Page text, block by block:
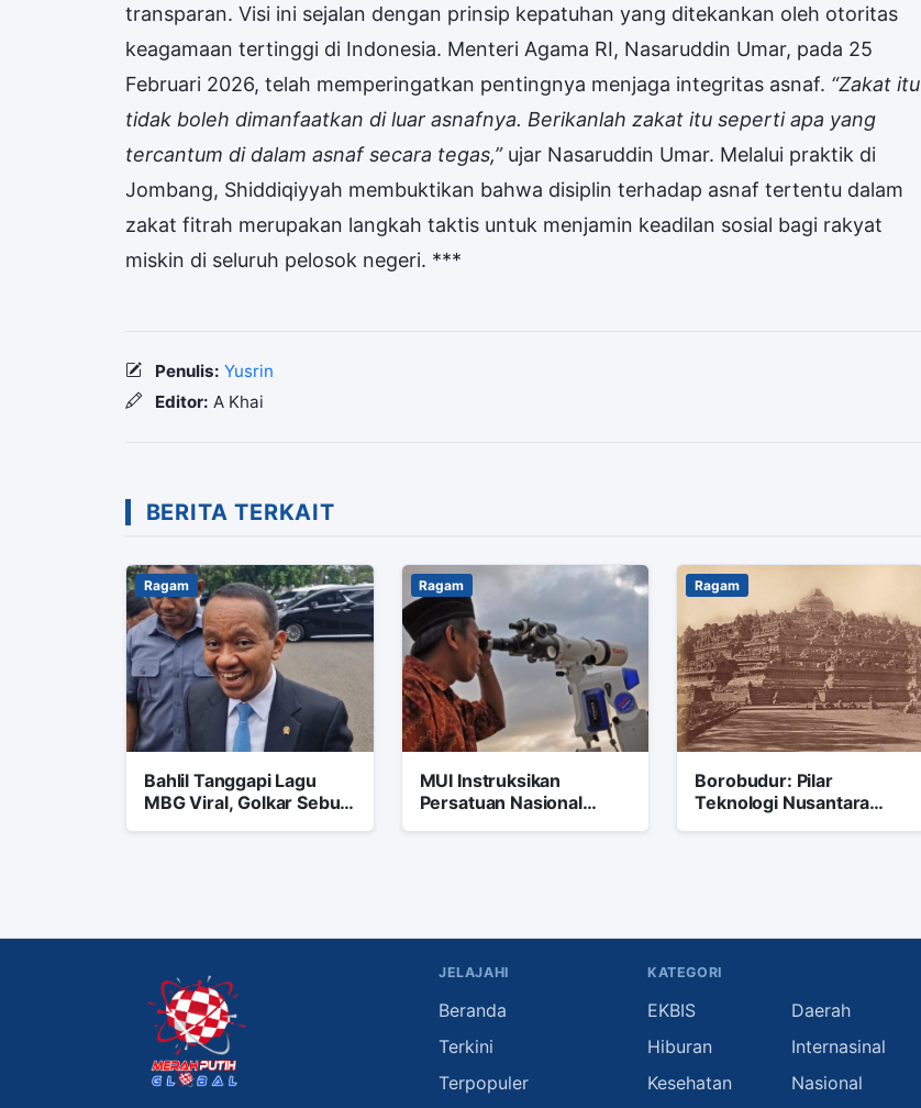
transparan. Visi ini sejalan dengan prinsip kepatuhan yang ditekankan oleh otoritas
keagamaan tertinggi di Indonesia. Menteri Agama RI, Nasaruddin Umar, pada 25
Februari 2026, telah memperingatkan pentingnya menjaga integritas asnaf. “Zakat itu
tidak boleh dimanfaatkan di luar asnafnya. Berikanlah zakat itu seperti apa yang
tercantum di dalam asnaf secara tegas,”ujar Nasaruddin Umar. Melalui praktik di
Jombang, Shiddiqiyyah membuktikan bahwa disiplin terhadap asnaf tertentu dalam
zakat fitrah merupakan langkah taktis untuk menjamin keadilan sosial bagi rakyat
miskin di seluruh pelosok negeri. ***
Penulis: Yusrin
Editor: A Khai
BERITA TERKAIT
Ragam
Bahlil Tanggapi Lagu
MBG Viral, Golkar Sebut
Ragam
MUI Instruksikan
Persatuan Nasional
Ragam
Borobudur: Pilar
Teknologi Nusantara
JELAJAHI
Beranda
Terkini
Terpopuler
KATEGORI
EKBIS
Daerah
Hiburan
Internasinal
Kesehatan
Nasional